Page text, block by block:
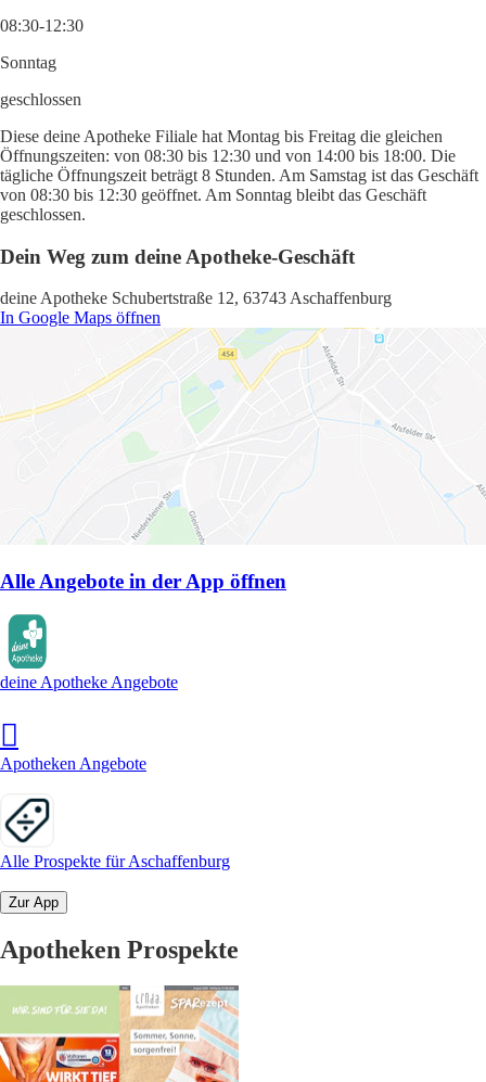
08:30-12:30
Sonntag
geschlossen
Diese deine Apotheke Filiale hat Montag bis Freitag die gleichen
Öffnungszeiten: von 08:30 bis 12:30 und von 14:00 bis 18:00. Die
tägliche Öffnungszeit beträgt 8 Stunden. Am Samstag ist das Geschäft
von 08:30 bis 12:30 geöffnet. Am Sonntag bleibt das Geschäft
geschlossen.
Dein Weg zum deine Apotheke-Geschäft
deine Apotheke Schubertstraße 12, 63743 Aschaffenburg
In Google Maps öffnen
Alle Angebote in der App öffnen
deine Apotheke Angebote
Apotheken Angebote
Alle Prospekte für Aschaffenburg
Zur App
Apotheken Prospekte